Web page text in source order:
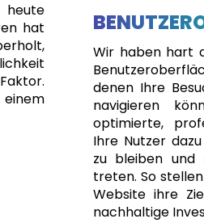
hat
Wir haben hart
denen Ihre
navigieren
optimierte,
Ihre Nutzer
zu bleiben
treten. So
Website ihre
nachhaltige